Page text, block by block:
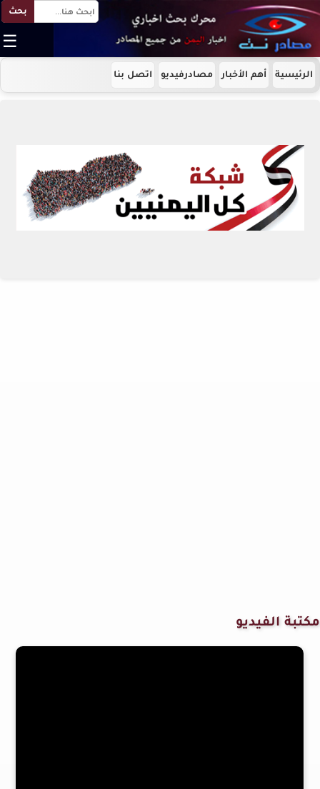
بحث
☰
الرئيسية أهم الأخبار مصادرفيديو اتصل بنا
مكتبة الفيديو